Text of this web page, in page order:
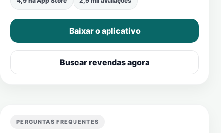
Baixar o aplicativo
Buscar revendas agora
PERGUNTAS FREQUENTES